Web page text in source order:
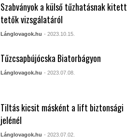
Szabványok a külső tűzhatásnak kitett
tetők vizsgálatáról
Lánglovagok.hu - 2023.10.15.
Tűzcsapbújócska Biatorbágyon
Lánglovagok.hu - 2023.07.08.
Tiltás kicsit másként a lift biztonsági
jelénél
Lánglovagok.hu - 2023.07.02.